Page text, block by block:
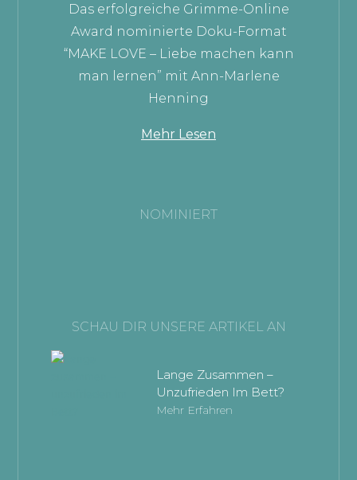
Das erfolgreiche Grimme-Online
Award nominierte Doku-Format
“MAKE LOVE – Liebe machen kann
man lernen” mit Ann-Marlene
Henning
Mehr Lesen
NOMINIERT
SCHAU DIR UNSERE ARTIKEL AN
Lange Zusammen –
Unzufrieden Im Bett?
Mehr Erfahren